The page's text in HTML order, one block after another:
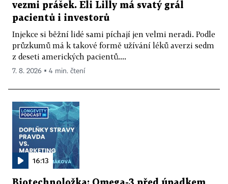
vezmi prášek. Eli Lilly má svatý grál
pacientů i investorů
Injekce si běžní lidé sami píchají jen velmi neradi. Podle
průzkumů má k takové formě užívání léků averzi sedm
z deseti amerických pacientů....
7. 8. 2026 ▪ 4 min. čtení
16:13